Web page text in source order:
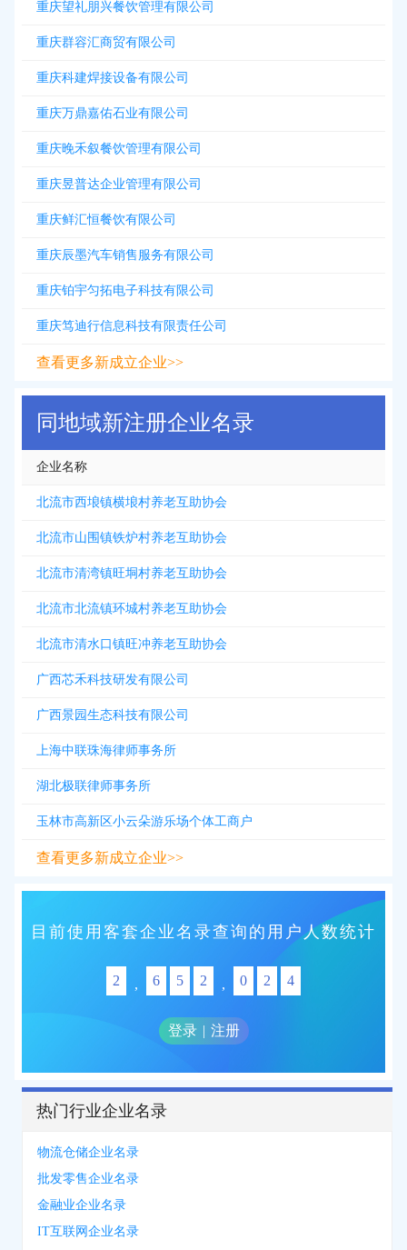
重庆望礼朋兴餐饮管理有限公司
重庆群容汇商贸有限公司
重庆科建焊接设备有限公司
重庆万鼎嘉佑石业有限公司
重庆晚禾叙餐饮管理有限公司
重庆昱普达企业管理有限公司
重庆鲜汇恒餐饮有限公司
重庆辰墨汽车销售服务有限公司
重庆铂宇匀拓电子科技有限公司
重庆笃迪行信息科技有限责任公司
查看更多新成立企业>>
同地域新注册企业名录
企业名称
北流市西埌镇横埌村养老互助协会
北流市山围镇铁炉村养老互助协会
北流市清湾镇旺垌村养老互助协会
北流市北流镇环城村养老互助协会
北流市清水口镇旺冲养老互助协会
广西芯禾科技研发有限公司
广西景园生态科技有限公司
上海中联珠海律师事务所
湖北极联律师事务所
玉林市高新区小云朵游乐场个体工商户
查看更多新成立企业>>
目前使用客套企业名录查询的用户人数统计
2 , 6 5 2 , 0 2 4
登录 | 注册
热门行业企业名录
物流仓储企业名录
批发零售企业名录
金融业企业名录
IT互联网企业名录